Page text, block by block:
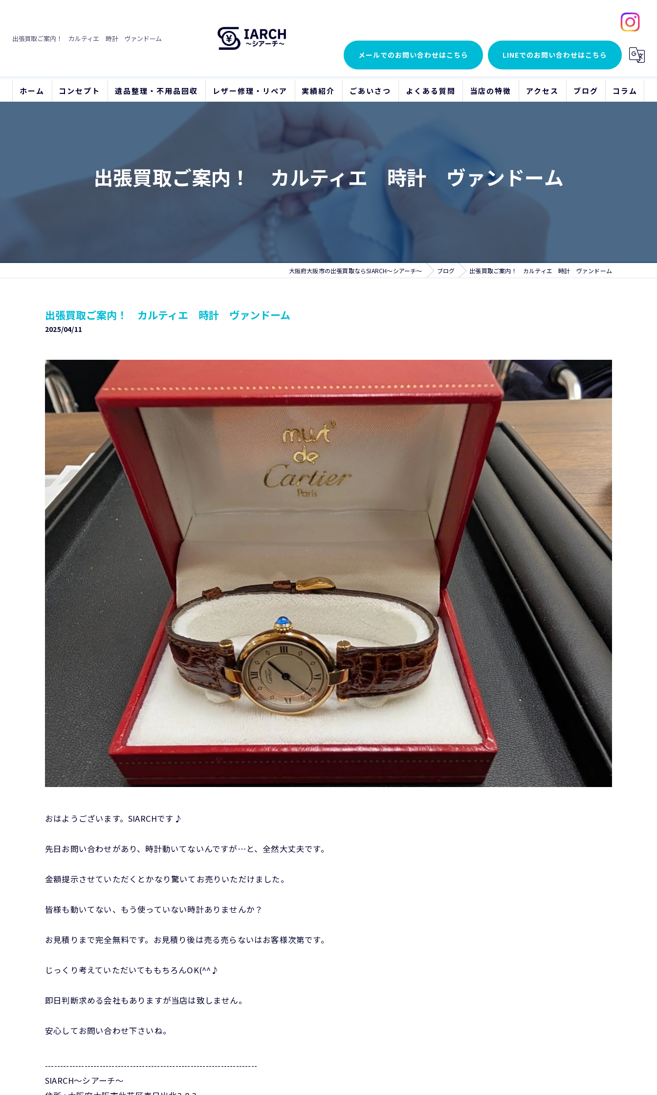
出張買取ご案内！ カルティエ 時計 ヴァンドーム
メールでのお問い合わせはこちら LINEでのお問い合わせはこちら
ホーム コンセプト 遺品整理・不用品回収 レザー修理・リペア 実績紹介 ごあいさつ よくある質問 当店の特徴
ブランド品
アクセス ブログ コラム
出張買取ご案内！ カルティエ 時計 ヴァンドーム
大阪府大阪市の出張買取ならSIARCH～シアーチ～ ブログ 出張買取ご案内！ カルティエ 時計 ヴァンドーム
出張買取ご案内！ カルティエ 時計 ヴァンドーム
2025/04/11
おはようございます。SIARCHです♪
先日お問い合わせがあり、時計動いてないんですが…と、全然大丈夫です。
金額提示させていただくとかなり驚いてお売りいただけました。
皆様も動いてない、もう使っていない時計ありませんか？
お見積りまで完全無料です。お見積り後は売る売らないはお客様次第です。
じっくり考えていただいてももちろんOK(^^♪
即日判断求める会社もありますが当店は致しません。
安心してお問い合わせ下さいね。
----------------------------------------------------------------------
SIARCH～シアーチ～